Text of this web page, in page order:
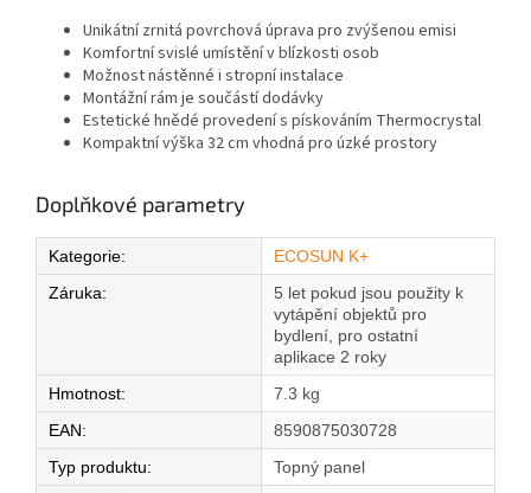
Unikátní zrnitá povrchová úprava pro zvýšenou emisi
Komfortní svislé umístění v blízkosti osob
Možnost nástěnné i stropní instalace
Montážní rám je součástí dodávky
Estetické hnědé provedení s pískováním Thermocrystal
Kompaktní výška 32 cm vhodná pro úzké prostory
Doplňkové parametry
Kategorie:
ECOSUN K+
Záruka:
5 let pokud jsou použity k
vytápění objektů pro
bydlení, pro ostatní
aplikace 2 roky
Hmotnost:
7.3 kg
EAN:
8590875030728
Typ produktu:
Topný panel